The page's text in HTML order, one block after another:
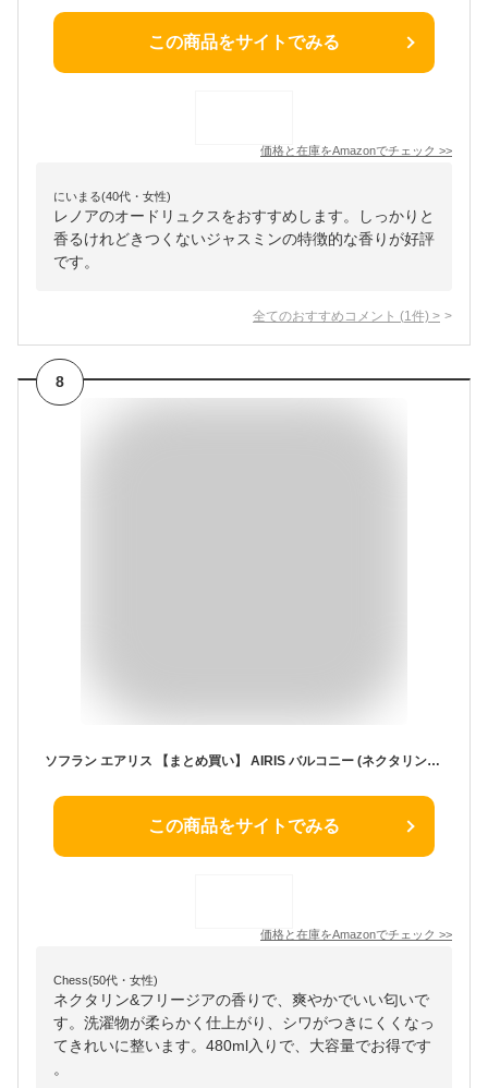
この商品をサイトでみる
価格と在庫をAmazonでチェック >>
にいまる(40代・女性)
レノアのオードリュクスをおすすめします。しっかりと
香るけれどきつくないジャスミンの特徴的な香りが好評
です。
全てのおすすめコメント (1 件) >
8
ソフラン エアリス 【まとめ買い】 AIRIS バルコニー (ネクタリン&フリージアの香り) 柔軟剤 本体 480ml+詰め替え 850ml
この商品をサイトでみる
価格と在庫をAmazonでチェック >>
Chess(50代・女性)
ネクタリン&フリージアの香りで、爽やかでいい匂いで
す。洗濯物が柔らかく仕上がり、シワがつきにくくなっ
てきれいに整います。480ml入りで、大容量でお得です
。